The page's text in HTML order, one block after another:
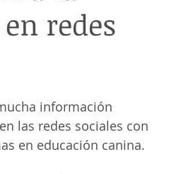
redes
información
las redes sociales con
en educación canina.